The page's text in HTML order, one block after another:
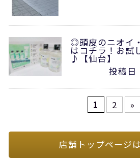
◎頭皮のニオイ
はコチラ！お試
♪【仙台】
投稿日
1 2 »
店舗トップページ